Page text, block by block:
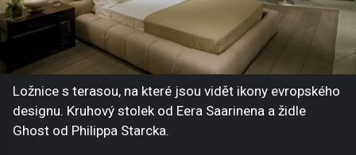
Ložnice s terasou, na které jsou vidět ikony evropského
designu. Kruhový stolek od Eera Saarinena a židle
Ghost od Philippa Starcka.